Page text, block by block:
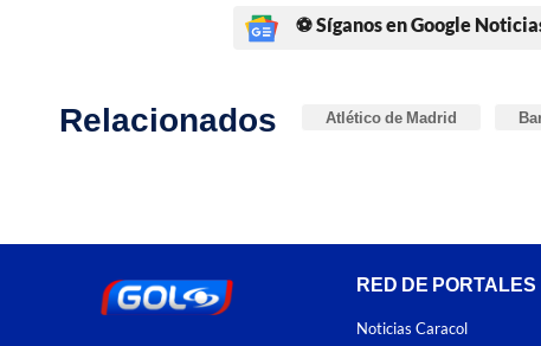
⚽ Síganos en Google
Relacionados Atlético de Madrid
RED DE PORTALES
Noticias Caracol